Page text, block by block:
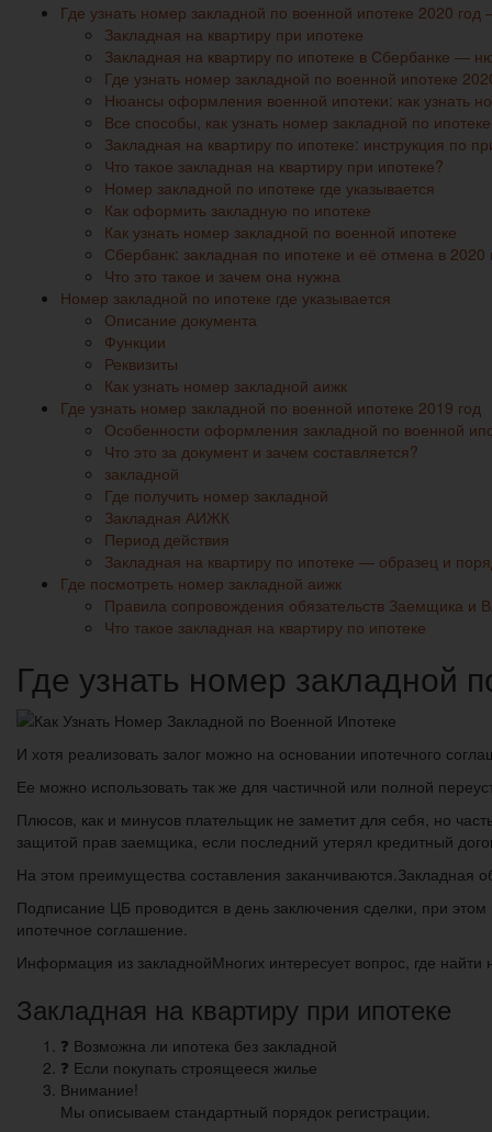
Где узнать номер закладной по военной ипотеке 2020
Закладная на квартиру при ипотеке
Закладная на квартиру по ипотеке в Сбербанке —
Где узнать номер закладной по военной ипотеке
Нюансы оформления военной ипотеки: как узнать
Все способы, как узнать номер закладной по
Закладная на квартиру по ипотеке: инструкция по
Что такое закладная на квартиру при ипотеке?
Номер закладной по ипотеке где указывается
Как оформить закладную по ипотеке
Как узнать номер закладной по военной ипотеке
Сбербанк: закладная по ипотеке и её отмена в 2020
Что это такое и зачем она нужна
Номер закладной по ипотеке где указывается
Описание документа
Функции
Реквизиты
Как узнать номер закладной аижк
Где узнать номер закладной по военной ипотеке 2019 год
Особенности оформления закладной по военной
Что это за документ и зачем составляется?
закладной
Где получить номер закладной
Закладная АИЖК
Период действия
Закладная на квартиру по ипотеке — образец и
Где посмотреть номер закладной аижк
Правила сопровождения обязательств Заемщика и
Что такое закладная на квартиру по ипотеке
Где узнать номер закладной
И хотя реализовать залог можно на основании ипотечного
Ее можно использовать так же для частичной или полной
Плюсов, как и минусов плательщик не заметит для себя, но
защитой прав заемщика, если последний утерял кредитный
На этом преимущества составления заканчиваются.Закладная
Подписание ЦБ проводится в день заключения сделки, при
ипотечное соглашение.
Информация из закладнойМногих интересует вопрос, где
Закладная на квартиру при ипотеке
❓ Возможна ли ипотека без закладной
❓ Если покупать строящееся жилье
Внимание!
Мы описываем стандартный порядок регистрации.